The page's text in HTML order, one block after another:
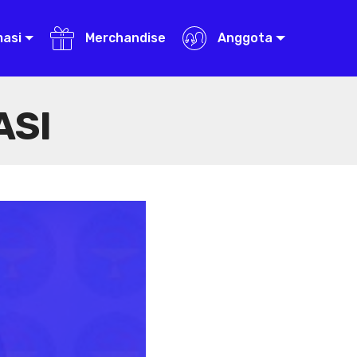
Merchandise Anggota